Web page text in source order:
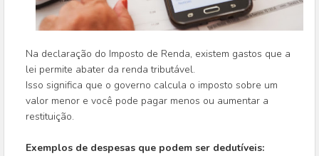
Na declaração do Imposto de Renda, existem gastos que a
lei permite abater da renda tributável.
Isso significa que o governo calcula o imposto sobre um
valor menor e você pode pagar menos ou aumentar a
restituição.
Exemplos de despesas que podem ser dedutíveis: